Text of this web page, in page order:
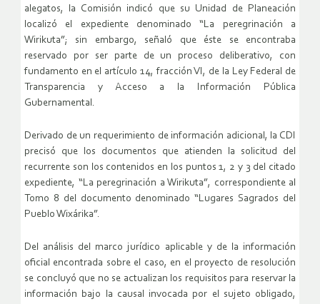
alegatos, la Comisión indicó que su Unidad de Planeación
localizó el expediente denominado “La peregrinación a
Wirikuta”; sin embargo, señaló que éste se encontraba
reservado por ser parte de un proceso deliberativo, con
fundamento en el artículo 14, fracción VI, de la Ley Federal de
Transparencia y Acceso a la Información Pública
Gubernamental.
Derivado de un requerimiento de información adicional, la CDI
precisó que los documentos que atienden la solicitud del
recurrente son los contenidos en los puntos 1, 2 y 3 del citado
expediente, “La peregrinación a Wirikuta”, correspondiente al
Tomo 8 del documento denominado “Lugares Sagrados del
Pueblo Wixárika”.
Del análisis del marco jurídico aplicable y de la información
oficial encontrada sobre el caso, en el proyecto de resolución
se concluyó que no se actualizan los requisitos para reservar la
información bajo la causal invocada por el sujeto obligado,